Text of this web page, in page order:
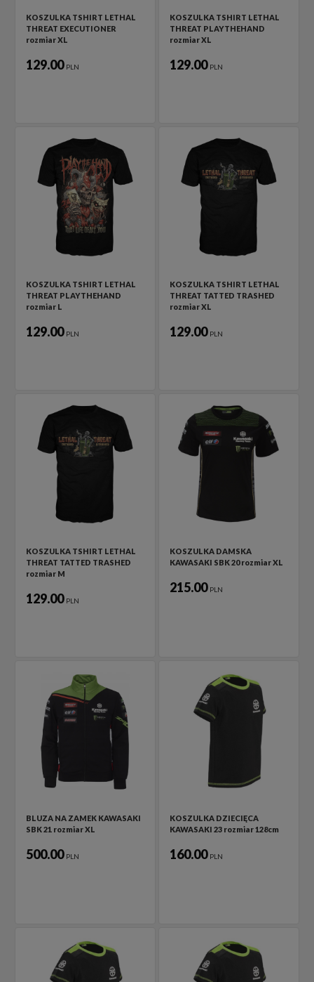
KOSZULKA TSHIRT LETHAL
THREAT EXECUTIONER
rozmiar XL
129.00 PLN
KOSZULKA TSHIRT LETHAL
THREAT PLAYTHEHAND
rozmiar XL
129.00 PLN
KOSZULKA TSHIRT LETHAL
THREAT PLAYTHEHAND
rozmiar L
129.00 PLN
KOSZULKA TSHIRT LETHAL
THREAT TATTED TRASHED
rozmiar XL
129.00 PLN
KOSZULKA TSHIRT LETHAL
THREAT TATTED TRASHED
rozmiar M
129.00 PLN
KOSZULKA DAMSKA
KAWASAKI SBK 20 rozmiar XL
215.00 PLN
BLUZA NA ZAMEK KAWASAKI
SBK 21 rozmiar XL
500.00 PLN
KOSZULKA DZIECIĘCA
KAWASAKI 23 rozmiar 128cm
160.00 PLN